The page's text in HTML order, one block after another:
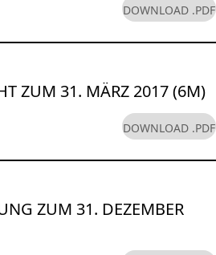
DOWNLOAD .PDF
ZUM 31. MÄRZ 2017 (6M)
DOWNLOAD .PDF
ZUM 31. DEZEMBER